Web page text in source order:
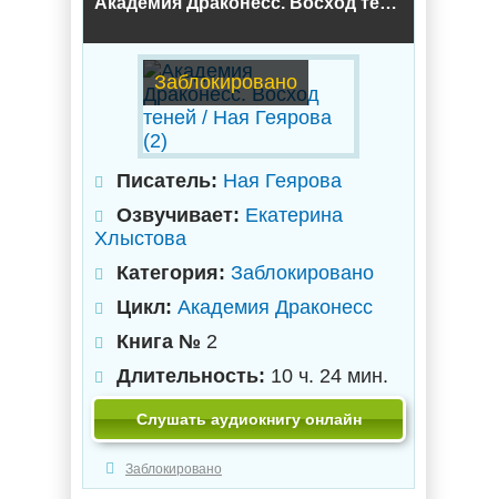
Заблокировано
Писатель: Ная Геярова
Озвучивает: Екатерина
Хлыстова
Категория: Заблокировано
Цикл: Академия Драконесс
Книга № 2
Длительность: 10 ч. 24 мин.
Слушать аудиокнигу онлайн
Заблокировано